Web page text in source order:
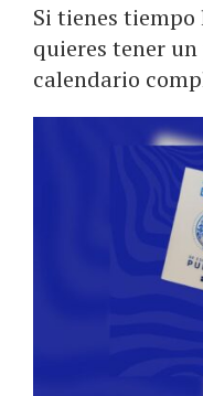
Si tienes
quieres tener
calendario